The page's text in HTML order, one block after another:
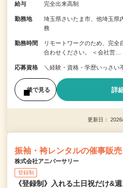
給与 完全出来高制
勤務地
埼玉県さいたま市、他埼玉
務
勤務時間
リモートワークのため、完全
合わせください。 ＜会社営…
応募資格 ＼経験・資格・学歴いっさい
後で見る 詳
更新日：
振袖・袴レンタルの催事販
株式会社アニバーサリー
登録制
《登録制》入れる土日祝だけ&